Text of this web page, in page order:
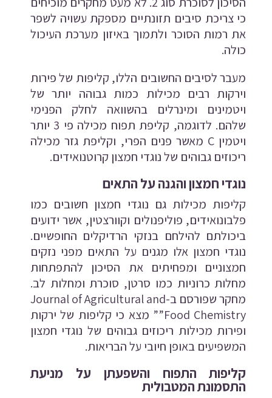
כי צריכת סיבים תזונתיים מספקת עשויה לשפר
את רמות הסוכר ולתמוך באיזון מערכת העיכול
כולה.
מעבר לסיבים החשובים הללו, קליפות של פירות
וירקות רבים מכילות כמות גבוהה יותר של
ויטמינים ומינרלים בהשוואה לחלק הפנימי
שלהם. לדוגמה, קליפת תפוח מכילה פי 3 יותר
ויטמין C מאשר פנים הפרי, וקליפת גזר מכילה
ריכוזים גבוהים של נוגדי חמצון קרוטנואידים.
נוגדי חמצון והגנה על התאים
קליפות מכילות גם נוגדי חמצון חשובים כמו
פלבונואידים, פוליפנולים וקוורצטין, אשר ידועים
ביכולתם להילחם בנזקי הרדיקלים החופשיים.
נוגדי חמצון אלו מגנים על התאים מפני נזקים
חמצוניים ומפחיתים את הסיכון להתפתחות
מחלות כרוניות כמו סרטן, סוכרת ומחלות לב.
מחקר שפורסם ב-Journal of Agricultural and
Food Chemistry”” מצא כי קליפות של ירקות
ופירות מכילות ריכוזים גבוהים של נוגדי חמצון
המשפיעים באופן חיובי על הבריאות.
קליפות התפוח והשפעתן על מניעת
התסמונת המטבולית